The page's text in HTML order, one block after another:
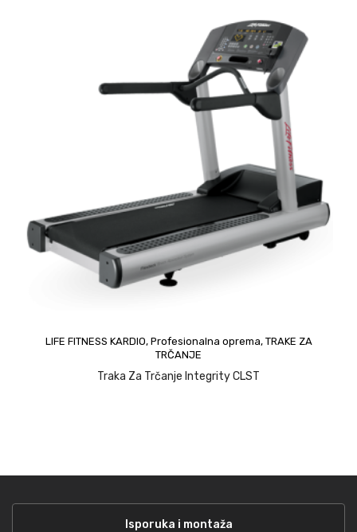
LIFE FITNESS KARDIO, Profesionalna oprema, TRAKE ZA
TRČANJE
Traka Za Trčanje Integrity CLST
upit
Isporuka i montaža